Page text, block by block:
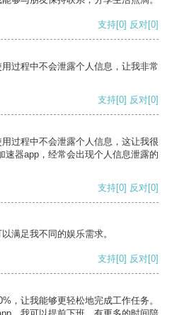
支持[0] 反对[0]
过程中不会泄露个人信息，让我非常
支持[0] 反对[0]
过程中不会泄露个人信息，这让我很
速器app，经常会出现个人信息泄露的
支持[0] 反对[0]
满足我不同的娱乐需求。
支持[0] 反对[0]
，让我能够更轻松地完成工作任务。